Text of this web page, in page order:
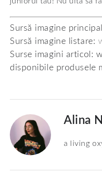
Sursă imagine
Sursă imagine listare:
Surse imagini articol:
disponibile produsele
Alina
a living